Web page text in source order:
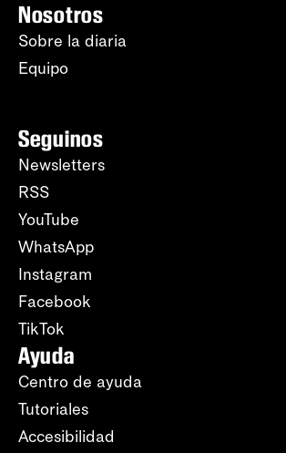
Nosotros
Sobre la diaria
Equipo
Seguinos
Newsletters
RSS
YouTube
WhatsApp
Instagram
Facebook
TikTok
Ayuda
Centro de ayuda
Tutoriales
Accesibilidad